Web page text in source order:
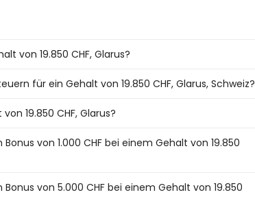
von 19.850 CHF, Glarus?
für ein Gehalt von 19.850 CHF, Glarus, Schweiz?
19.850 CHF, Glarus?
von 1.000 CHF bei einem Gehalt von 19.850
von 5.000 CHF bei einem Gehalt von 19.850